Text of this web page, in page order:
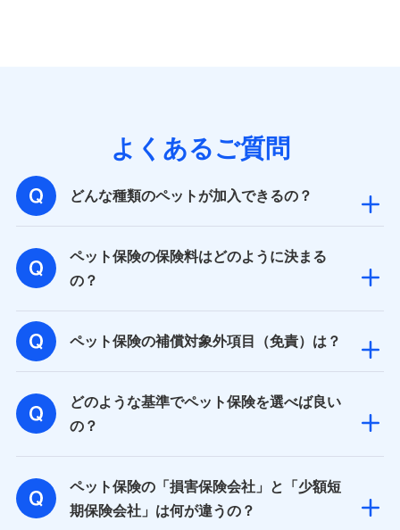
当社は利用目的の達成に必要な範囲内において個人情報
の取り扱いの全部または一部を委託する場合がありま
す。
当社は株式会社NTTドコモとの間で、以下のとおり個
人データを共同利用します。
【共同して利用される利用データの項目】
当社又は株式会社NTTドコモがサービス提供等を通じて
基本情報
氏名、電話番号、メールアドレス、お客さまの識別子、属
性、連絡先、dポイントサービスのご利用に関する情報。例
として、dポイントカード番号、性別、年齢、家族構成、住
利用情報
当社又は株式会社NTTドコモが提供する各種サービスなどの
ご契約・ご利用などに関する情報。例として、当社又は株式
よくあるご質問
どんな種類のペットが加入できるの？
ペット保険の保険料はどのように決まる
の？
ペット保険の補償対象外項目（免責）は？
どのような基準でペット保険を選べば良い
の？
ペット保険の「損害保険会社」と「少額短
期保険会社」は何が違うの？